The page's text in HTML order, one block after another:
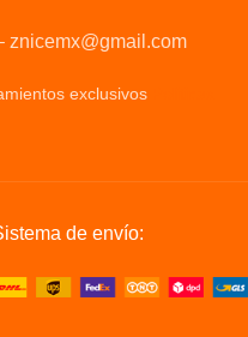
znicemx@gmail.com
exclusivos
de envío: